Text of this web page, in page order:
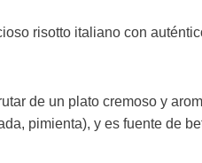
risotto italiano con
de un plato cremoso y
pimienta), y es fuente de